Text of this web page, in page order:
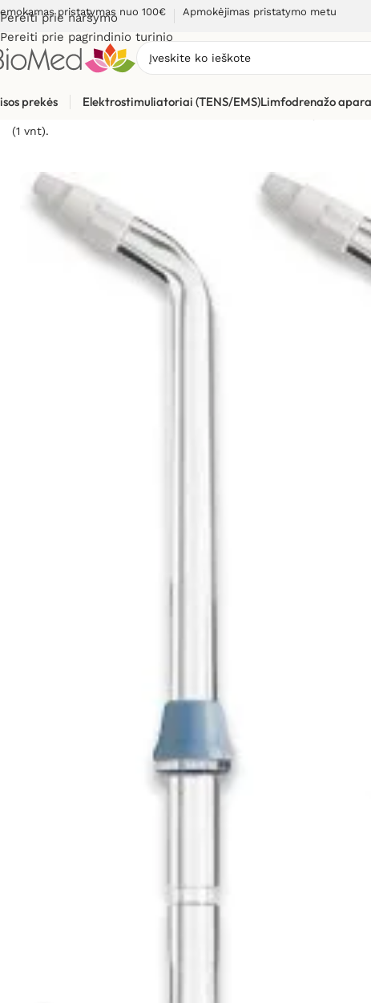
Pereiti prie naršymo
Pereiti prie pagrindinio turinio
pristatymas nuo 100€ Apmokėjimas pristatymo metu
prekės Elektrostimuliatoriai (TENS/EMS)Limfodrenažo
Sveikatos priežiūrai
(1 vnt).